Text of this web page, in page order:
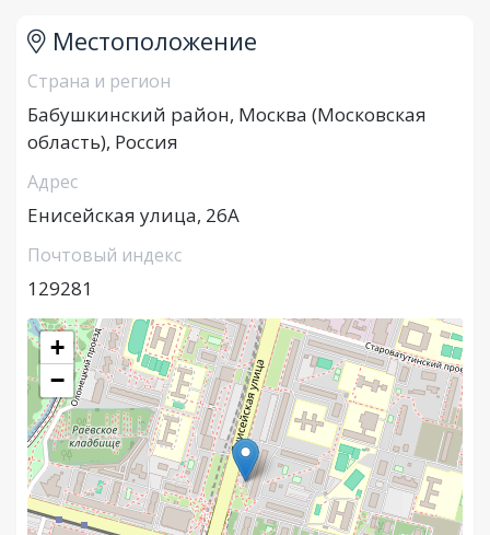
Местоположение
Страна и регион
Бабушкинский район, Москва (Московская
область), Россия
Адрес
Енисейская улица, 26А
Почтовый индекс
129281
+
−